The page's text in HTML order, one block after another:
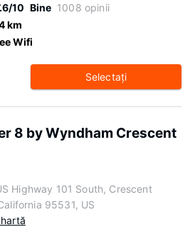
10 Bine 1008 opinii
km
Wifi
Selectaţi
8 by Wyndham Crescent
Highway 101 South, Crescent
95531, US